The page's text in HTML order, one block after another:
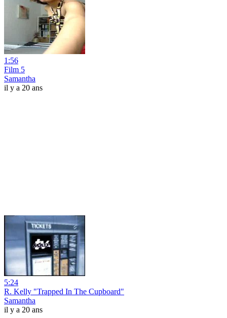
1:56
Film 5
Samantha
il y a 20 ans
5:24
R. Kelly "Trapped In The Cupboard"
Samantha
il y a 20 ans